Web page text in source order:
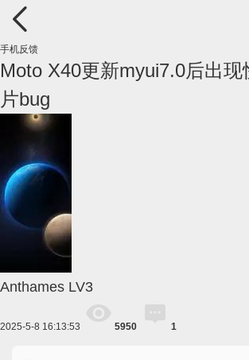
手机反馈
Moto X40更新myui7.0后出现
片bug
Anthames LV3
2025-5-8 16:13:53 5950 1